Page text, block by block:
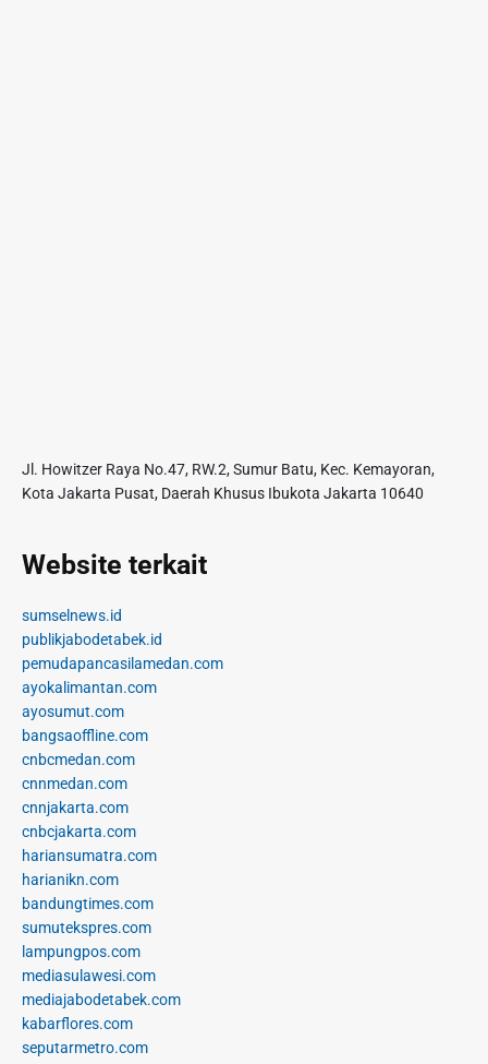
Jl. Howitzer Raya No.47, RW.2, Sumur Batu, Kec. Kemayoran,
Kota Jakarta Pusat, Daerah Khusus Ibukota Jakarta 10640
Website terkait
sumselnews.id
publikjabodetabek.id
pemudapancasilamedan.com
ayokalimantan.com
ayosumut.com
bangsaoffline.com
cnbcmedan.com
cnnmedan.com
cnnjakarta.com
cnbcjakarta.com
hariansumatra.com
harianikn.com
bandungtimes.com
sumutekspres.com
lampungpos.com
mediasulawesi.com
mediajabodetabek.com
kabarflores.com
seputarmetro.com